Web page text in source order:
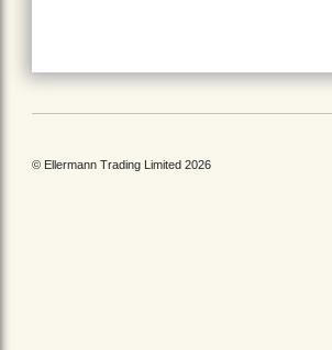
© Ellermann Trading Limited 2026